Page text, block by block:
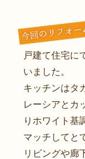
戸建て住宅に
いました。
キッチンはタ
レーシアとカ
りホワイト基
マッチしてと
リビングや廊